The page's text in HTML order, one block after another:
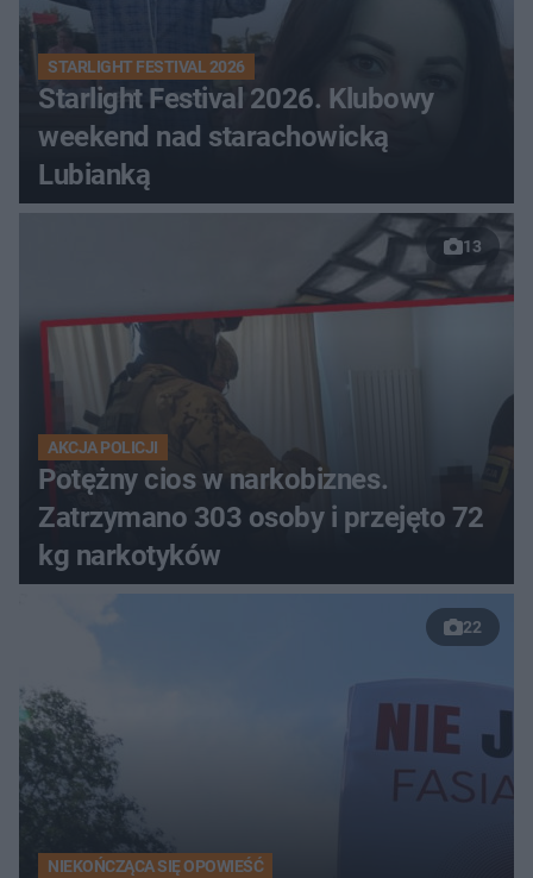
STARLIGHT FESTIVAL 2026
Starlight Festival 2026. Klubowy
weekend nad starachowicką
Lubianką
13
AKCJA POLICJI
Potężny cios w narkobiznes.
Zatrzymano 303 osoby i przejęto 72
kg narkotyków
22
NIEKOŃCZĄCA SIĘ OPOWIEŚĆ